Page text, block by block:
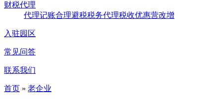
财税代理
代理记账合理避税税务代理税收优惠营改增
入驻园区
常见问答
联系我们
首页 » 老企业